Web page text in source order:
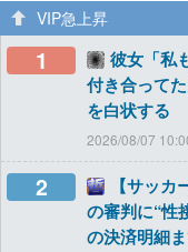
VIP急上昇
1
彼女「私
付き合って
を白状する
2026/08/07
2
【サッ
の審判に“性
の決済明細